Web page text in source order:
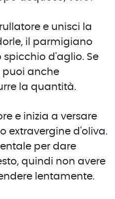
e unisci la
il parmigiano
d'aglio. Se
puoi anche
la quantità.
e inizia a versare
extravergine d'oliva.
per dare
quindi non avere
lentamente.